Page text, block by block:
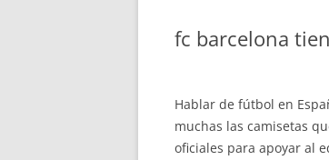
fc barcelona
Hablar de fútbol en
muchas las camisetas
oficiales para apoyar al